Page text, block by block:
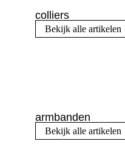
colliers
Bekijk alle artikelen
armbanden
Bekijk alle artikelen